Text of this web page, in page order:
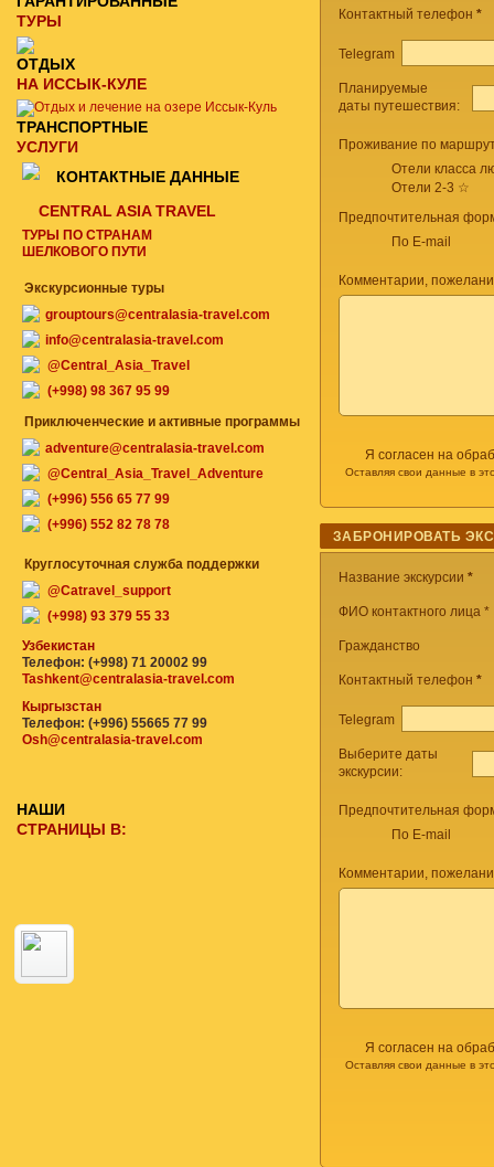
Контактный телефон *
Telegram
Планируемые
даты путешествия:
Проживание по
Отели класса
Отели 2-3 ☆
Предпочтительная
По E-mail
Комментарии,
Я согласен на
Оставляя свои данные в
ЗАБРОНИРОВАТЬ
Название экскурсии *
ФИО контактного лица *
Гражданство
Контактный телефон *
Telegram
Выберите даты
экскурсии:
Предпочтительная
По E-mail
Комментарии,
Я согласен на
Оставляя свои данные в
ТУРЫ
ОТДЫХ
НА ИССЫК-КУЛЕ
ТРАНСПОРТНЫЕ
УСЛУГИ
КОНТАКТНЫЕ ДАННЫЕ
CENTRAL ASIA TRAVEL
ТУРЫ ПО СТРАНАМ
ШЕЛКОВОГО ПУТИ
Экскурсионные туры
grouptours@centralasia-travel.com
info@centralasia-travel.com
@Central_Asia_Travel
(+998) 98 367 95 99
Приключенческие и активные программы
adventure@centralasia-travel.com
@Central_Asia_Travel_Adventure
(+996) 556 65 77 99
(+996) 552 82 78 78
Круглосуточная служба поддержки
@Catravel_support
(+998) 93 379 55 33
Узбекистан
Телефон: (+998) 71 20002 99
Tashkent@centralasia-travel.com
Кыргызстан
Телефон: (+996) 55665 77 99
Osh@centralasia-travel.com
НАШИ
СТРАНИЦЫ В: